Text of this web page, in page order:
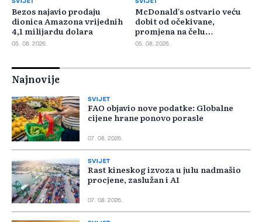
Bezos najavio prodaju
dionica Amazona vrijednih
4,1 milijardu dolara
05. 08. 2026.
McDonald's ostvario veću
dobit od očekivane,
promjena na čelu
poslovanja u SAD-u
05. 08. 2026.
Najnovije
SVIJET
FAO objavio nove podatke: Globalne
cijene hrane ponovo porasle
07. 08. 2026.
SVIJET
Rast kineskog izvoza u julu nadmašio
procjene, zaslužan i AI
07. 08. 2026.